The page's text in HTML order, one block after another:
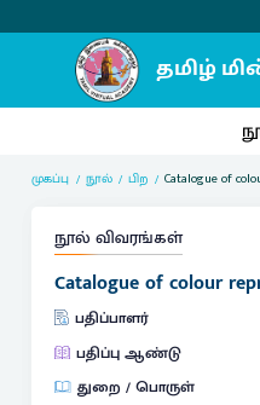
முகப்பு நூல் பிற Catalogue of
நூல் விவரங்கள்
Catalogue of colour
பதிப்பாளர்
பதிப்பு ஆண்டு
துறை / பொருள்